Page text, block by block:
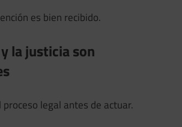
es bien recibido.
la justicia son
legal antes de actuar.